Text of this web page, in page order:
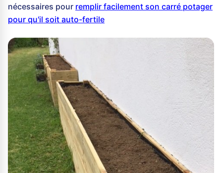
nécessaires pour remplir facilement son carré potager
pour qu'il soit auto-fertile